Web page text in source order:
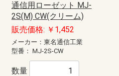
通信用ローゼット MJ-
2S(M) CW(クリーム)
販売価格: ￥1,452
メーカー：東名通信工業
型番： MJ-2S-CW
数量